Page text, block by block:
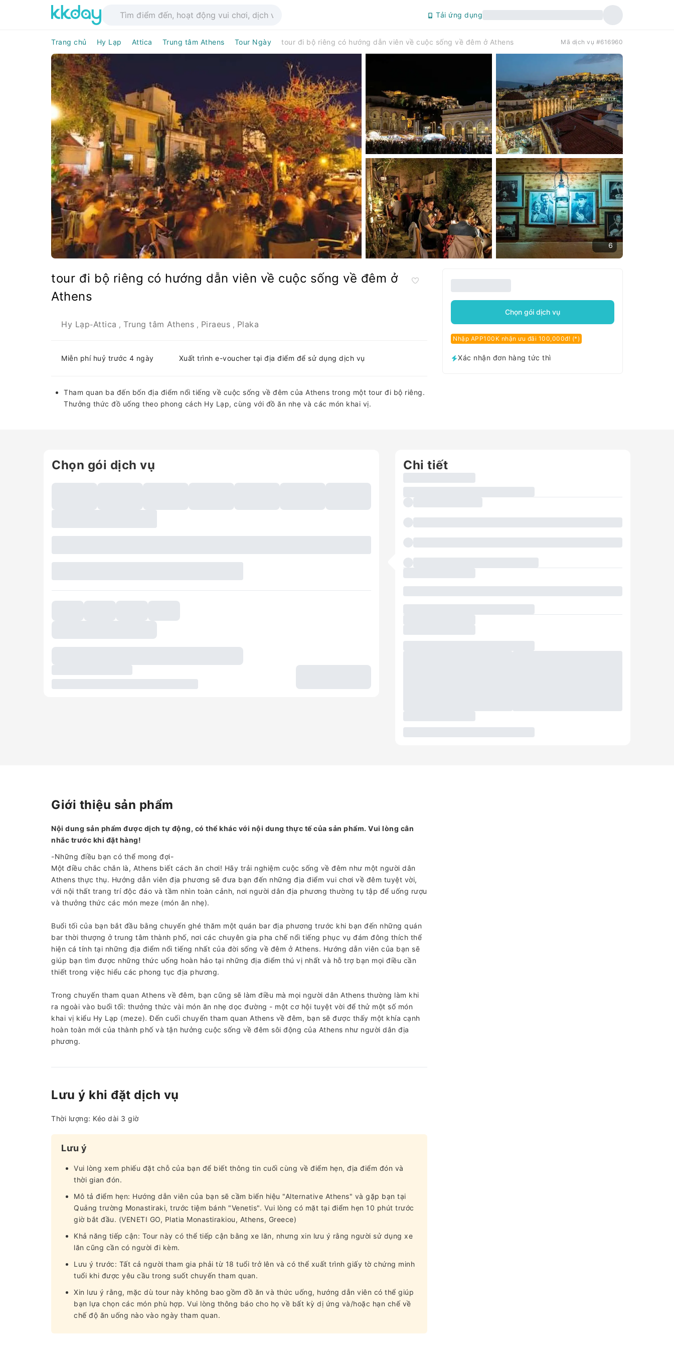
Tải ứng dụng
Trang chủ Hy Lạp Attica Trung tâm Athens Tour Ngày tour đi bộ riêng có hướng dẫn viên về cuộc sống về đêm ở Athens Mã dịch vụ #616960
6
tour đi bộ riêng có hướng dẫn viên về cuộc sống về đêm ở
Athens
Hy Lạp-Attica , Trung tâm Athens , Piraeus , Plaka
Miễn phí huỷ trước 4 ngày Xuất trình e-voucher tại địa điểm để sử dụng dịch vụ
Tham quan ba đến bốn địa điểm nổi tiếng về cuộc sống về đêm của Athens trong một tour đi bộ riêng.
Thưởng thức đồ uống theo phong cách Hy Lạp, cùng với đồ ăn nhẹ và các món khai vị.
Chọn gói dịch vụ
Nhập APP100K nhận ưu đãi 100,000đ! (*)
Xác nhận đơn hàng tức thì
Chọn gói dịch vụ Chi tiết
Giới thiệu sản phẩm
Nội dung sản phẩm được dịch tự động, có thể khác với nội dung thực tế của sản phẩm. Vui lòng cân
nhắc trước khi đặt hàng!
-Những điều bạn có thể mong đợi-
Một điều chắc chắn là, Athens biết cách ăn chơi! Hãy trải nghiệm cuộc sống về đêm như một người dân
Athens thực thụ. Hướng dẫn viên địa phương sẽ đưa bạn đến những địa điểm vui chơi về đêm tuyệt vời,
với nội thất trang trí độc đáo và tầm nhìn toàn cảnh, nơi người dân địa phương thường tụ tập để uống rượu
và thưởng thức các món meze (món ăn nhẹ).
Buổi tối của bạn bắt đầu bằng chuyến ghé thăm một quán bar địa phương trước khi bạn đến những quán
bar thời thượng ở trung tâm thành phố, nơi các chuyên gia pha chế nổi tiếng phục vụ đám đông thích thể
hiện cá tính tại những địa điểm nổi tiếng nhất của đời sống về đêm ở Athens. Hướng dẫn viên của bạn sẽ
giúp bạn tìm được những thức uống hoàn hảo tại những địa điểm thú vị nhất và hỗ trợ bạn mọi điều cần
thiết trong việc hiểu các phong tục địa phương.
Trong chuyến tham quan Athens về đêm, bạn cũng sẽ làm điều mà mọi người dân Athens thường làm khi
ra ngoài vào buổi tối: thưởng thức vài món ăn nhẹ dọc đường - một cơ hội tuyệt vời để thử một số món
khai vị kiểu Hy Lạp (meze). Đến cuối chuyến tham quan Athens về đêm, bạn sẽ được thấy một khía cạnh
hoàn toàn mới của thành phố và tận hưởng cuộc sống về đêm sôi động của Athens như người dân địa
phương.
Lưu ý khi đặt dịch vụ
Thời lượng: Kéo dài 3 giờ
Lưu ý
Vui lòng xem phiếu đặt chỗ của bạn để biết thông tin cuối cùng về điểm hẹn, địa điểm đón và
thời gian đón.
Mô tả điểm hẹn: Hướng dẫn viên của bạn sẽ cầm biển hiệu "Alternative Athens" và gặp bạn tại
Quảng trường Monastiraki, trước tiệm bánh "Venetis". Vui lòng có mặt tại điểm hẹn 10 phút trước
giờ bắt đầu. (VENETI GO, Platia Monastirakiou, Athens, Greece)
Khả năng tiếp cận: Tour này có thể tiếp cận bằng xe lăn, nhưng xin lưu ý rằng người sử dụng xe
lăn cũng cần có người đi kèm.
Lưu ý trước: Tất cả người tham gia phải từ 18 tuổi trở lên và có thể xuất trình giấy tờ chứng minh
tuổi khi được yêu cầu trong suốt chuyến tham quan.
Xin lưu ý rằng, mặc dù tour này không bao gồm đồ ăn và thức uống, hướng dẫn viên có thể giúp
bạn lựa chọn các món phù hợp. Vui lòng thông báo cho họ về bất kỳ dị ứng và/hoặc hạn chế về
chế độ ăn uống nào vào ngày tham quan.